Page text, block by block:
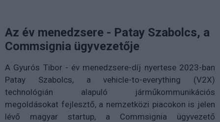
Az év menedzsere - Patay Szabolcs, a
Commsignia ügyvezetője
A Gyurós Tibor - év menedzsere-díj nyertese 2023-ban
Patay Szabolcs, a vehicle-to-everything (V2X)
technológián alapuló járműkommunikációs
megoldásokat fejlesztő, a nemzetközi piacokon is jelen
lévő magyar startup, a Commsignia ügyvezető